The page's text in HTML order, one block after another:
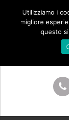
Utilizziamo i
migliore
questo